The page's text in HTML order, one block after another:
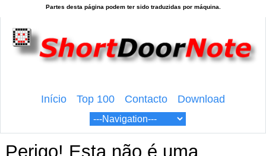
Início Top 100 Contacto Download
Perigo! Esta não é uma